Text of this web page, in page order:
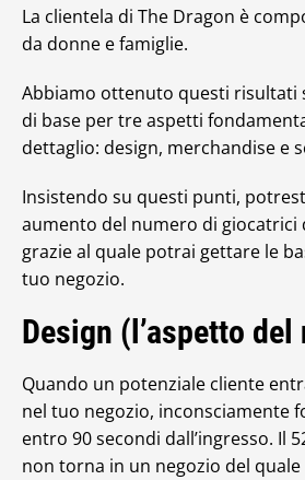
La clientela di The Dragon è
da donne e famiglie.
Abbiamo ottenuto questi risultati
di base per tre aspetti
dettaglio: design, merchandise e
Insistendo su questi punti,
aumento del numero di giocatrici
grazie al quale potrai gettare le
tuo negozio.
Design (l’aspetto
Quando un potenziale cliente
nel tuo negozio, inconsciamente
entro 90 secondi dall’ingresso. Il
non torna in un negozio del